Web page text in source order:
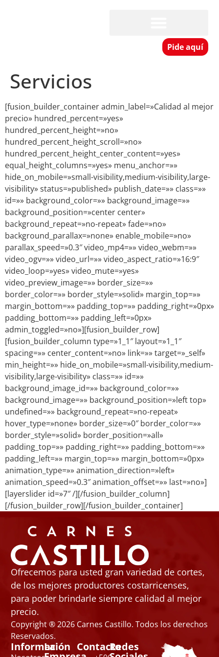
Pide aquí
Servicios
[fusion_builder_container admin_label=»Calidad al mejor
precio» hundred_percent=»yes»
hundred_percent_height=»no»
hundred_percent_height_scroll=»no»
hundred_percent_height_center_content=»yes»
equal_height_columns=»yes» menu_anchor=»»
hide_on_mobile=»small-visibility,medium-visibility,large-
visibility» status=»published» publish_date=»» class=»»
id=»» background_color=»» background_image=»»
background_position=»center center»
background_repeat=»no-repeat» fade=»no»
background_parallax=»none» enable_mobile=»no»
parallax_speed=»0.3″ video_mp4=»» video_webm=»»
video_ogv=»» video_url=»» video_aspect_ratio=»16:9″
video_loop=»yes» video_mute=»yes»
video_preview_image=»» border_size=»»
border_color=»» border_style=»solid» margin_top=»»
margin_bottom=»» padding_top=»» padding_right=»0px»
padding_bottom=»» padding_left=»0px»
admin_toggled=»no»][fusion_builder_row]
[fusion_builder_column type=»1_1″ layout=»1_1″
spacing=»» center_content=»no» link=»» target=»_self»
min_height=»» hide_on_mobile=»small-visibility,medium-
visibility,large-visibility» class=»» id=»»
background_image_id=»» background_color=»»
background_image=»» background_position=»left top»
undefined=»» background_repeat=»no-repeat»
hover_type=»none» border_size=»0″ border_color=»»
border_style=»solid» border_position=»all»
padding_top=»» padding_right=»» padding_bottom=»»
padding_left=»» margin_top=»» margin_bottom=»0px»
animation_type=»» animation_direction=»left»
animation_speed=»0.3″ animation_offset=»» last=»no»]
[layerslider id=»7″ /][/fusion_builder_column]
[/fusion_builder_row][/fusion_builder_container]
Ofrecemos para usted gran variedad de cortes,
de los mejores productores costarricenses,
para poder brindarle siempre calidad al mejor
precio.
Copyright ® 2026 Carnes Castillo. Todos los derechos
Reservados.
Información
La ContactoRedes